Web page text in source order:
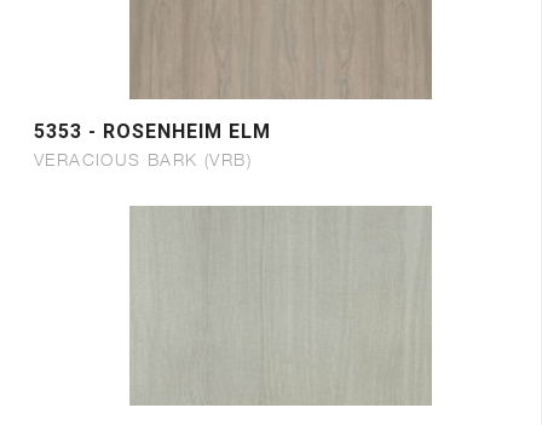
5353 - ROSENHEIM ELM
VERACIOUS BARK (VRB)